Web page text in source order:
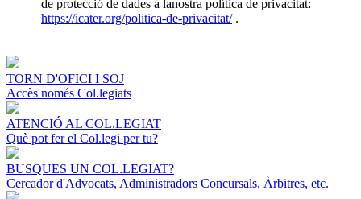
de protecció de dades a lanostra política de privacitat:
https://icater.org/politica-de-privacitat/.
TORN D'OFICI I SOJ
Accès només Col.legiats
ATENCIÓ AL COL.LEGIAT
Què pot fer el Col.legi per tu?
BUSQUES UN COL.LEGIAT?
Cercador d'Advocats, Administradors Concursals, Àrbitres, etc.